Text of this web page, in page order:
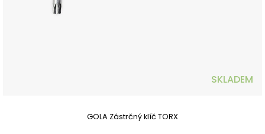
SKLADEM
GOLA Zástrčný klíč TORX